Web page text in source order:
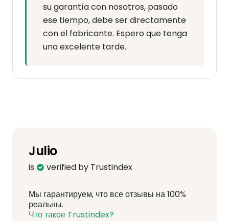
su garantía con nosotros, pasado
ese tiempo, debe ser directamente
con el fabricante. Espero que tenga
una excelente tarde.
Julio
is verified by Trustindex
Мы гарантируем, что все отзывы на 100%
реальны.
Что такое Trustindex?